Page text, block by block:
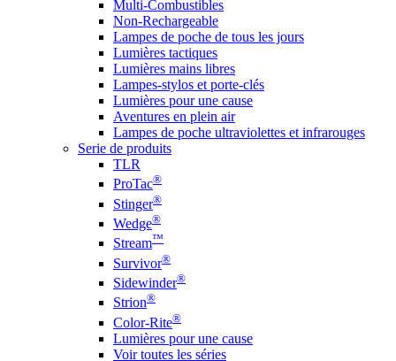
Multi-Combustibles
Non-Rechargeable
Lampes de poche de tous les jours
Lumières tactiques
Lumières mains libres
Lampes-stylos et porte-clés
Lumières pour une cause
Aventures en plein air
Lampes de poche ultraviolettes et infrarouges
Serie de produits
TLR
ProTac®
Stinger®
Wedge®
Stream™
Survivor®
Sidewinder®
Strion®
Color-Rite®
Lumières pour une cause
Voir toutes les séries